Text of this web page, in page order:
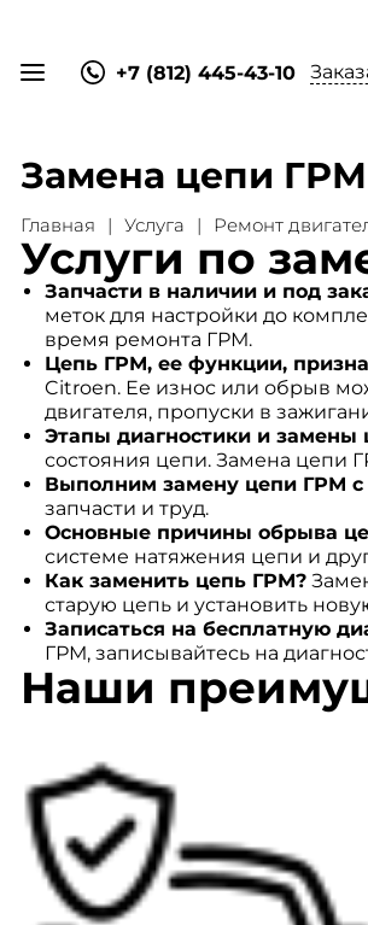
+7 (812) 445-43-10
Замена цепи ГРМ
Главная Услуга Ремонт
Услуги по
Запчасти в наличии и под
меток для настройки до
время ремонта ГРМ.
Цепь ГРМ, ее функции,
Citroen. Ее износ или обрыв
двигателя, пропуски в
Этапы диагностики и замены
состояния цепи. Замена цепи
Выполним замену цепи ГРМ с
запчасти и труд.
Основные причины обрыва
системе натяжения цепи и
Как заменить цепь ГРМ?
старую цепь и установить
Записаться на бесплатную
ГРМ, записывайтесь на
Наши